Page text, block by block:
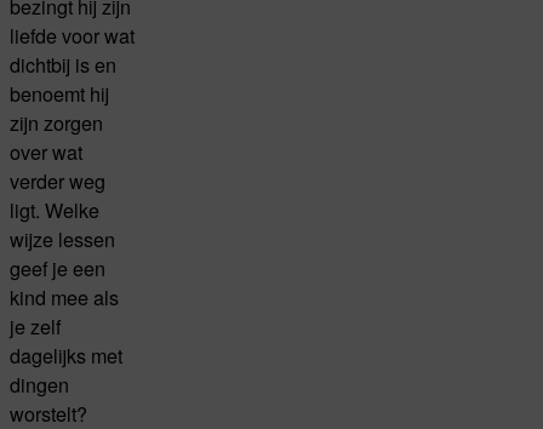
bezingt hij zijn
liefde voor wat
dichtbij is en
benoemt hij
zijn zorgen
over wat
verder weg
ligt. Welke
wijze lessen
geef je een
kind mee als
je zelf
dagelijks met
dingen
worstelt?